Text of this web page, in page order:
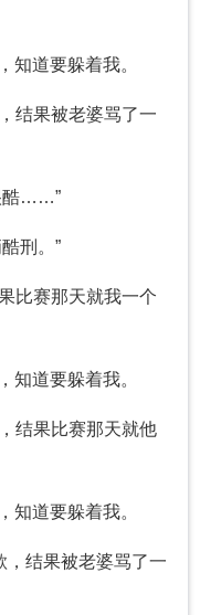
知道要躲着我。
结果被老婆骂了一
酷……”
刑。”
比赛那天就我一个
知道要躲着我。
结果比赛那天就他
知道要躲着我。
，结果被老婆骂了一